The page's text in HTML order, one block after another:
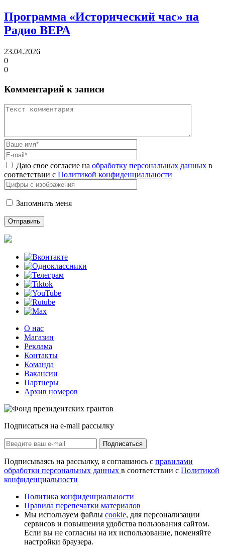
Программа «Исторический час» на
Радио ВЕРА
23.04.2026
0
0
Комментарий к записи
Даю свое согласие на обработку персональных данных в
соответствии с Политикой конфиденциальности
Запомнить меня
О нас
Магазин
Реклама
Контакты
Команда
Вакансии
Партнеры
Архив номеров
Подписаться на e-mail рассылку
Подписаться
Подписываясь на рассылку, я соглашаюсь с правилами
обработки персональных данных в соответствии с Политикой
конфиденциальности
Политика конфиденциальности
Правила перепечатки материалов
Мы используем файлы cookie, для персонализации
сервисов и повышения удобства пользования сайтом.
Если вы не согласны на их использование, поменяйте
настройки браузера.